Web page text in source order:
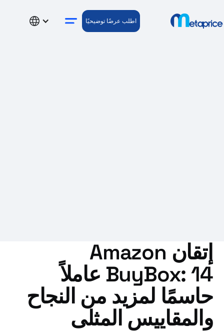
اطلب عرضًا توضيحيًا
إتقان Amazon
BuyBox: 14 عاملاً
حاسمًا لمزيد من النجاح
والمقاييس المثلى